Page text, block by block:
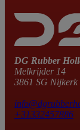
DG Rubber
Melkrijder 14
3861 SG Nijkerk
+31332457886